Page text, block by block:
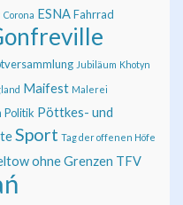
Corona ESNAFahrrad
Jubiläum Khotyn
Maifest Malerei
Politik Pöttkes- und
Sport Tag der offenen Höfe
ohne Grenzen TFV